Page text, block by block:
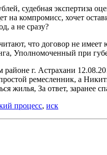
судебная экспертиза
на компромисс, хочет
а не сразу?
что договор не
Уполномоченный при
г. Астрахани
ремесленник, а
жилья, За ответ, заранее
процесс, иск